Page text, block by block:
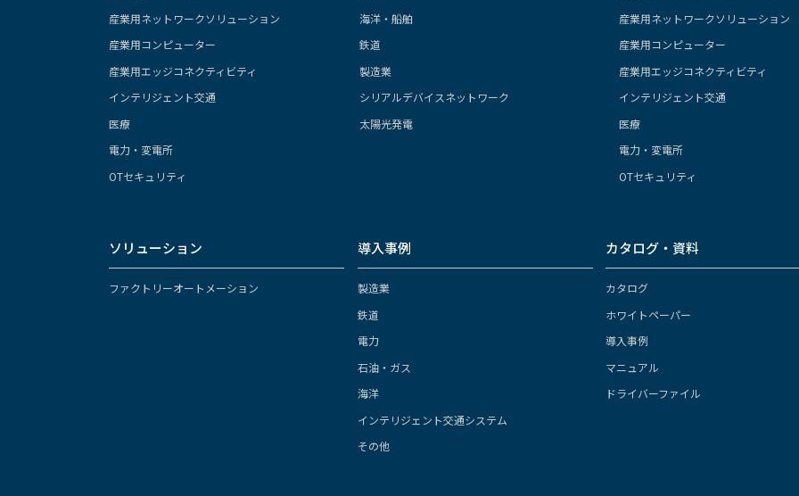
産業用ネットワークソリューション
産業用コンピューター
産業用エッジコネクティビティ
インテリジェント交通
医療
電力・変電所
OTセキュリティ
海洋・船舶
鉄道
製造業
シリアルデバイスネットワーク
太陽光発電
産業用ネットワークソリューション
産業用コンピューター
産業用エッジコネクティビティ
インテリジェント交通
医療
電力・変電所
OTセキュリティ
ソリューション
ファクトリーオートメーション
導入事例
製造業
鉄道
電力
石油・ガス
海洋
インテリジェント交通システム
その他
カタログ・資料
カタログ
ホワイトペーパー
導入事例
マニュアル
ドライバーファイル